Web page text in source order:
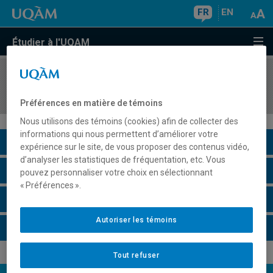
FR EN
Étudier à l'UQAM
COURS//
Description du cours
Horaire - Été 2026
Préférences en matière de témoins
Nous utilisons des témoins (cookies) afin de collecter des
informations qui nous permettent d’améliorer votre
expérience sur le site, de vous proposer des contenus vidéo,
d’analyser les statistiques de fréquentation, etc. Vous
pouvez personnaliser votre choix en sélectionnant
« Préférences ».
Tout refuser
Autoriser les témoins